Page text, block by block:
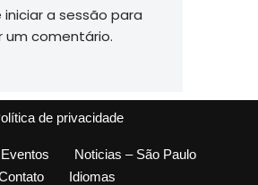
iniciar a sessão para
um comentário.
de privacidade
Noticias – São Paulo
Idiomas